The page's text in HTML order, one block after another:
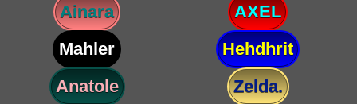
Ainara
AXEL
Mahler
Hehdhrit
Anatole
Zelda.